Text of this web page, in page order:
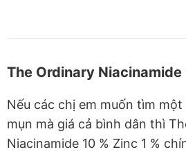
The Ordinary Niacinamide
Nếu các chị em muốn tìm
mụn mà giá cả bình dân thì
Niacinamide 10 % Zinc 1 %